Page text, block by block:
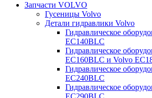
Запчасти VOLVO
Гусеницы Volvo
Детали гидравлики Volvo
Гидравлическое
EC140BLC
Гидравлическое
EC160BLC и Volvo
Гидравлическое
EC240BLC
Гидравлическое
EC290BLC